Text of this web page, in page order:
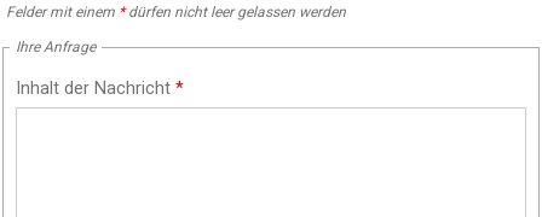
Felder mit einem *dürfen nicht leer gelassen werden
Ihre Anfrage
Inhalt der Nachricht*